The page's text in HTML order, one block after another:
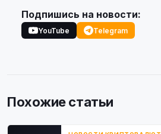
Подпишись на новости:
YouTube Telegram
Похожие статьи